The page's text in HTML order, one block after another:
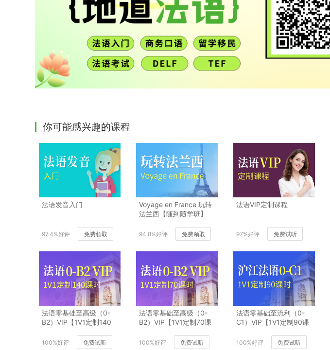
你可能感兴趣的课程
法语发音入门
97.4%好评 免费领取
Voyage en France 玩转
法兰西【随到随学班】
94.8%好评 免费领取
法语VIP定制课程
97%好评 免费试听
法语零基础至高级（0-
B2）VIP【1V1定制140
100%好评 免费试听
法语零基础至高级（0-
B2）VIP【1V1定制70课
100%好评 免费试听
法语零基础至流利（0-
C1）VIP【1V1定制90课
100%好评 免费试听